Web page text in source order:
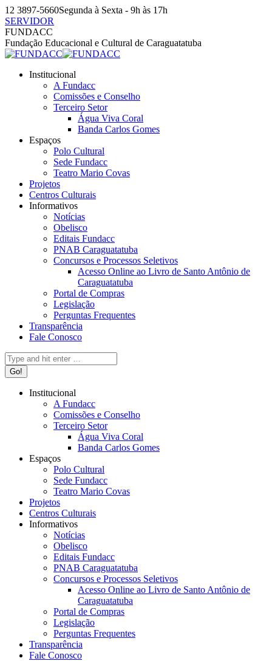
Pular
para
o
conteúdo
12 3897-5660Segunda à Sexta - 9h às 17h
SERVIDOR
Facebook
page
opens
new
Instagram
page
opens
new
YouTube
page
opens
new
FUNDACC
Fundação Educacional e Cultural de Caraguatatuba
Institucional
A Fundacc
Comissões e Conselho
Terceiro Setor
Água Viva Coral
Banda Carlos Gomes
Espaços
Polo Cultural
Sede Fundacc
Teatro Mario Covas
Projetos
Centros Culturais
Informativos
Notícias
Obelisco
Editais Fundacc
PNAB Caraguatatuba
Concursos e Processos Seletivos
Acesso Online ao Livro de Santo Antônio de
Caraguatatuba
Portal de Compras
Legislação
Perguntas Frequentes
Transparência
Fale Conosco
Search:
Institucional
A Fundacc
Comissões e Conselho
Terceiro Setor
Água Viva Coral
Banda Carlos Gomes
Espaços
Polo Cultural
Sede Fundacc
Teatro Mario Covas
Projetos
Centros Culturais
Informativos
Notícias
Obelisco
Editais Fundacc
PNAB Caraguatatuba
Concursos e Processos Seletivos
Acesso Online ao Livro de Santo Antônio de
Caraguatatuba
Portal de Compras
Legislação
Perguntas Frequentes
Transparência
Fale Conosco